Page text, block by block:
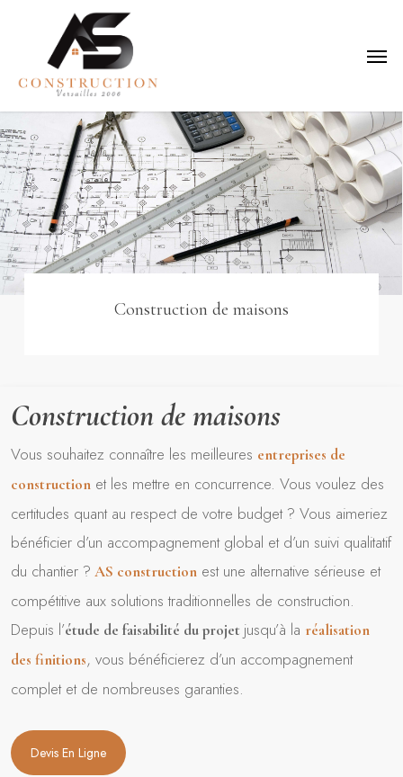
Menu
Construction de maisons
Construction de maisons
Vous souhaitez connaître les meilleures entreprises de
construction et les mettre en concurrence. Vous voulez des
certitudes quant au respect de votre budget ? Vous aimeriez
bénéficier d’un accompagnement global et d’un suivi qualitatif
du chantier ? AS construction est une alternative sérieuse et
compétitive aux solutions traditionnelles de construction.
Depuis l’étude de faisabilité du projet jusqu’à la réalisation
des finitions, vous bénéficierez d’un accompagnement
complet et de nombreuses garanties.
Devis En Ligne